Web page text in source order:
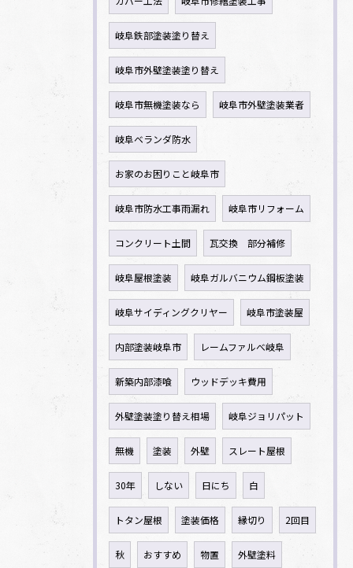
岐阜鉄部塗装塗り替え
岐阜市外壁塗装塗り替え
岐阜市無機塗装なら 岐阜市外壁塗装業者
岐阜ベランダ防水
お家のお困りこと岐阜市
岐阜市防水工事雨漏れ 岐阜市リフォーム
コンクリート土間 瓦交換 部分補修
岐阜屋根塗装 岐阜ガルバニウム鋼板塗装
岐阜サイディングクリヤー 岐阜市塗装屋
内部塗装岐阜市 レームファルべ岐阜
新築内部漆喰 ウッドデッキ費用
外壁塗装塗り替え相場 岐阜ジョリパット
無機 塗装 外壁 スレート屋根
30年 しない 日にち 白
トタン屋根 塗装価格 縁切り 2回目
秋 おすすめ 物置 外壁塗料